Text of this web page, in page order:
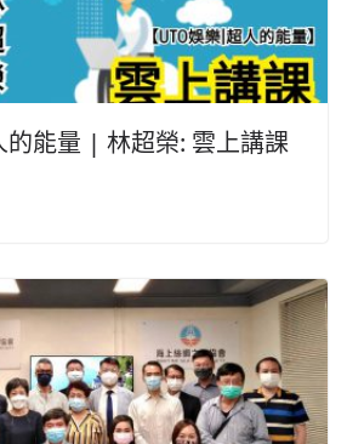
能量 | 林超榮: 雲上講課